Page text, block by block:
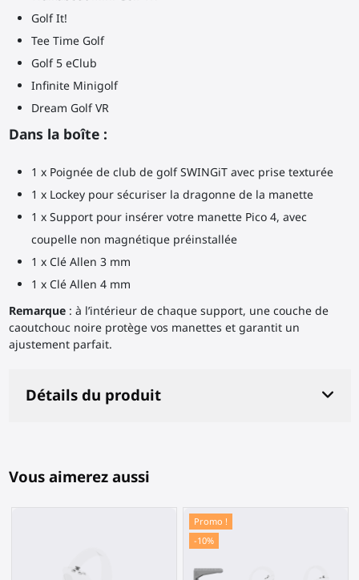
Golf It!
Tee Time Golf
Golf 5 eClub
Infinite Minigolf
Dream Golf VR
Dans la boîte :
1 x Poignée de club de golf SWINGiT avec prise texturée
1 x Lockey pour sécuriser la dragonne de la manette
1 x Support pour insérer votre manette Pico 4, avec
coupelle non magnétique préinstallée
1 x Clé Allen 3 mm
1 x Clé Allen 4 mm
Remarque: à l’intérieur de chaque support, une couche de
caoutchouc noire protège vos manettes et garantit un
ajustement parfait.
Détails du produit
Vous aimerez aussi
Promo !
-10%